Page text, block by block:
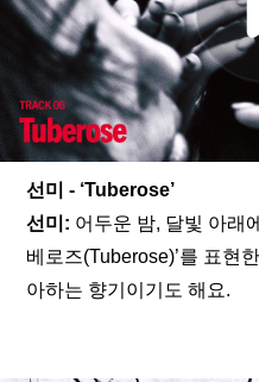
선미 - ‘Tuberose’
선미: 어두운 밤, 달빛 아래
베로즈(Tuberose)’를 표현
아하는 향기이기도 해요.